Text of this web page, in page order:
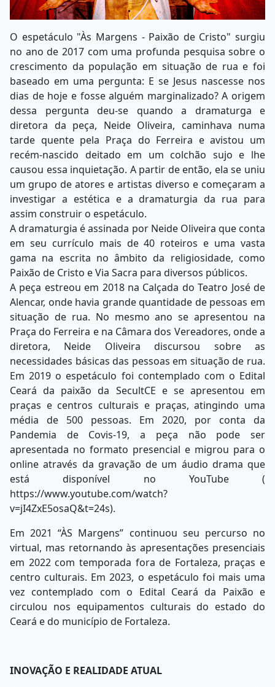
O espetáculo "Às Margens - Paixão de Cristo" surgiu
no ano de 2017 com uma profunda pesquisa sobre o
crescimento da população em situação de rua e foi
baseado em uma pergunta: E se Jesus nascesse nos
dias de hoje e fosse alguém marginalizado? A origem
dessa pergunta deu-se quando a dramaturga e
diretora da peça, Neide Oliveira, caminhava numa
tarde quente pela Praça do Ferreira e avistou um
recém-nascido deitado em um colchão sujo e lhe
causou essa inquietação. A partir de então, ela se uniu
um grupo de atores e artistas diverso e começaram a
investigar a estética e a dramaturgia da rua para
assim construir o espetáculo.
A dramaturgia é assinada por Neide Oliveira que conta
em seu currículo mais de 40 roteiros e uma vasta
gama na escrita no âmbito da religiosidade, como
Paixão de Cristo e Via Sacra para diversos públicos.
A peça estreou em 2018 na Calçada do Teatro José de
Alencar, onde havia grande quantidade de pessoas em
situação de rua. No mesmo ano se apresentou na
Praça do Ferreira e na Câmara dos Vereadores, onde a
diretora, Neide Oliveira discursou sobre as
necessidades básicas das pessoas em situação de rua.
Em 2019 o espetáculo foi contemplado com o Edital
Ceará da paixão da SecultCE e se apresentou em
praças e centros culturais e praças, atingindo uma
média de 500 pessoas. Em 2020, por conta da
Pandemia de Covis-19, a peça não pode ser
apresentada no formato presencial e migrou para o
online através da gravação de um áudio drama que
está disponível no YouTube (
https://www.youtube.com/watch?
v=jI4ZxE5osaQ&t=24s).
Em 2021 “ÀS Margens” continuou seu percurso no
virtual, mas retornando às apresentações presenciais
em 2022 com temporada fora de Fortaleza, praças e
centro culturais. Em 2023, o espetáculo foi mais uma
vez contemplado com o Edital Ceará da Paixão e
circulou nos equipamentos culturais do estado do
Ceará e do município de Fortaleza.
INOVAÇÃO E REALIDADE ATUAL